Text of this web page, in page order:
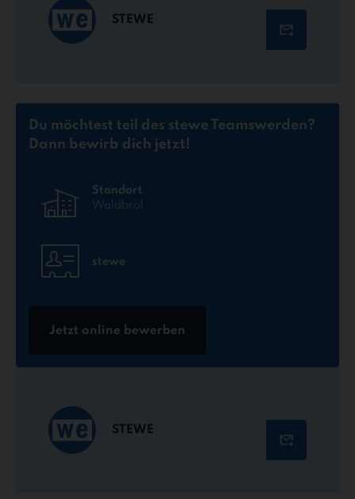
STEWE
Du möchtest teil des stewe Teamswerden?
Dann bewirb dich jetzt!
Standort
Waldbröl
stewe
Jetzt online bewerben
STEWE